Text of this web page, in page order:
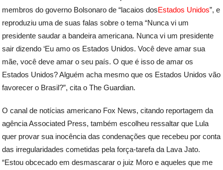
membros do governo Bolsonaro de “lacaios dosEstados Unidos”, e
reproduziu uma de suas falas sobre o tema “Nunca vi um
presidente saudar a bandeira americana. Nunca vi um presidente
sair dizendo ‘Eu amo os Estados Unidos. Você deve amar sua
mãe, você deve amar o seu país. O que é isso de amar os
Estados Unidos? Alguém acha mesmo que os Estados Unidos vão
favorecer o Brasil?”, cita o The Guardian.
O canal de notícias americano Fox News, citando reportagem da
agência Associated Press, também escolheu ressaltar que Lula
quer provar sua inocência das condenações que recebeu por conta
das irregularidades cometidas pela força-tarefa da Lava Jato.
“Estou obcecado em desmascarar o juiz Moro e aqueles que me